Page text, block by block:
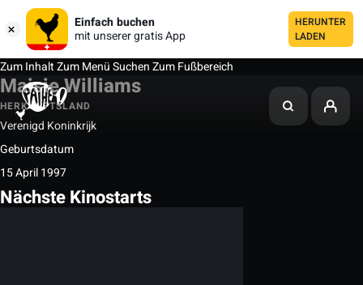
Einfach buchen
mit unserer gratis App
HERUNTER
LADEN
Zum InhaltZum MenüSuchenZum Fußbereich
Maisie Williams
HERKUNFTSLAND
Verenigd Koninkrijk
Geburtsdatum
15 April 1997
Nächste Kinostarts